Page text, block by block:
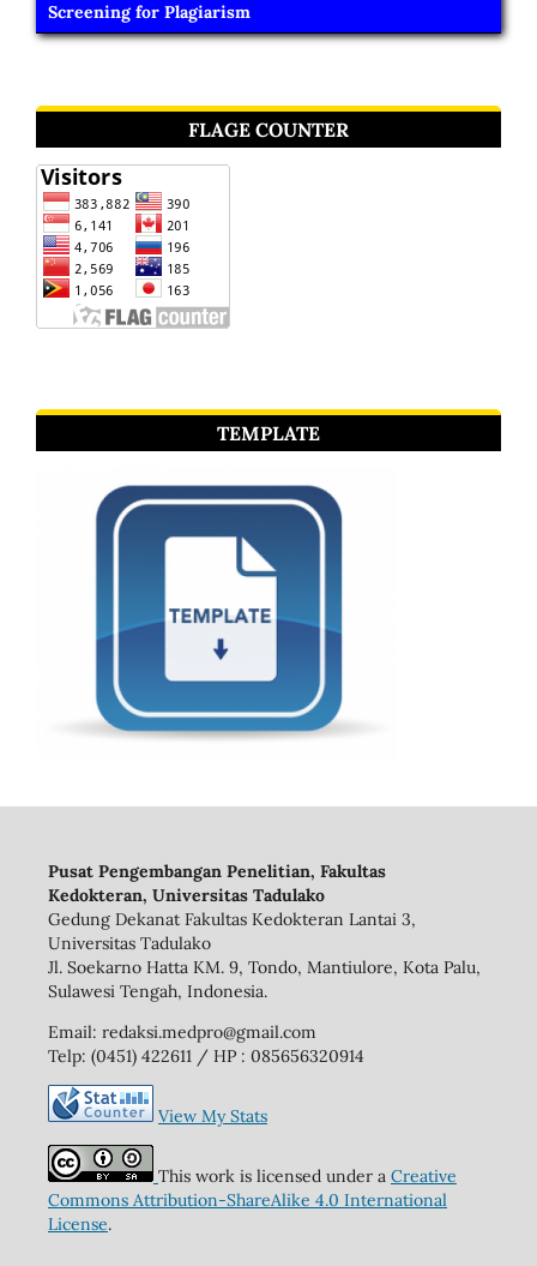
Screening for Plagiarism
FLAGE COUNTER
TEMPLATE
Pusat Pengembangan Penelitian, Fakultas
Kedokteran, Universitas Tadulako
Gedung Dekanat Fakultas Kedokteran Lantai 3,
Universitas Tadulako
Jl. Soekarno Hatta KM. 9, Tondo, Mantiulore, Kota Palu,
Sulawesi Tengah, Indonesia.
Email: redaksi.medpro@gmail.com
Telp: (0451) 422611 / HP : 085656320914
View My Stats
This work is licensed under a Creative
Commons Attribution-ShareAlike 4.0 International
License.